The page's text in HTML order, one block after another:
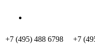
+7 (495) 488 6798 +7